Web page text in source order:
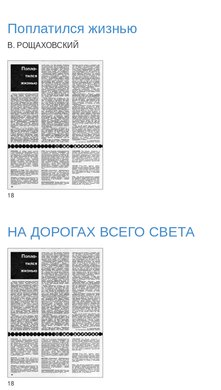
Поплатился жизнью
В. РОЩАХОВСКИЙ
18
НА ДОРОГАХ ВСЕГО СВЕТА
18